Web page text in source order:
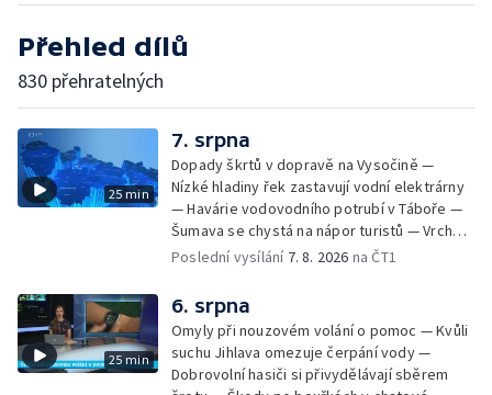
Přehled dílů
830 přehratelných
25 min
7. srpna
Dopady škrtů v dopravě na Vysočině —
Nízké hladiny řek zastavují vodní elektrárny
— Havárie vodovodního potrubí v Táboře —
Šumava se chystá na nápor turistů — Vrcholí
zájem o last minute dovolené — Marek
provozu při setkání s koněm — Dobrovolníci
likvidují invazní rostlinu u Otavy —
Francouzští krajináři na českokrumlovské
výstavě
Poslední vysílání 7. 8. 2026 na ČT1
25 min
6. srpna
Omyly při nouzovém volání o pomoc — Kvůli
suchu Jihlava omezuje čerpání vody —
Dobrovolní hasiči si přivydělávají sběrem